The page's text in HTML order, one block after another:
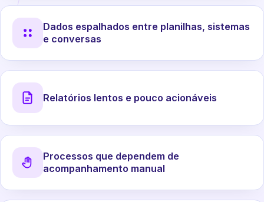
Dados espalhados entre planilhas, sistemas
e conversas
Relatórios lentos e pouco acionáveis
Processos que dependem de
acompanhamento manual